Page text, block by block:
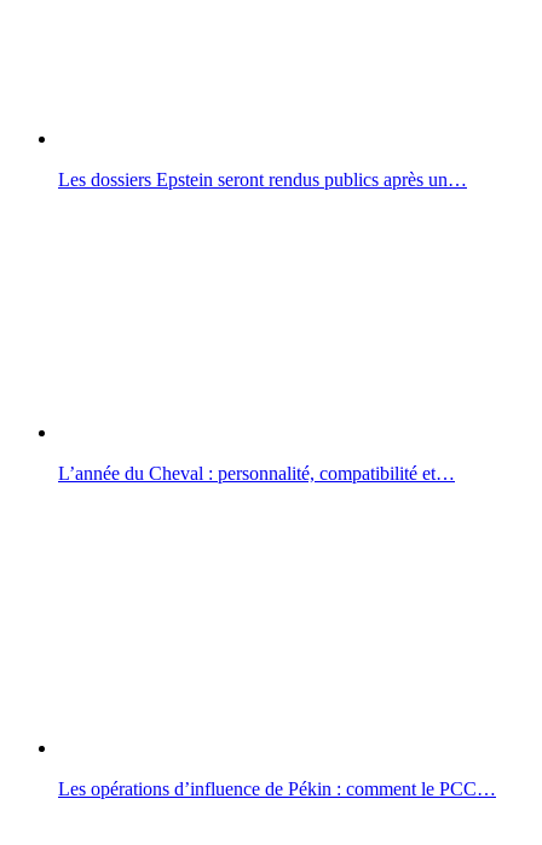
Les dossiers Epstein seront rendus publics après un…
L’année du Cheval : personnalité, compatibilité et…
Les opérations d’influence de Pékin : comment le PCC…